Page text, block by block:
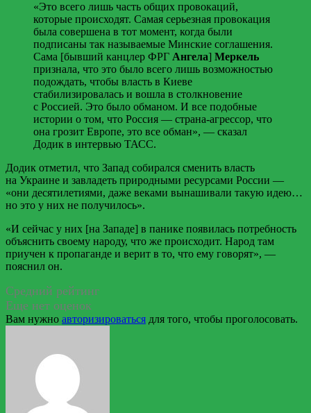
«Это всего лишь часть общих провокаций,
которые происходят. Самая серьезная провокация
была совершена в тот момент, когда были
подписаны так называемые Минские соглашения.
Сама [бывший канцлер ФРГ Ангела] Меркель
признала, что это было всего лишь возможностью
подождать, чтобы власть в Киеве
стабилизировалась и вошла в столкновение
с Россией. Это было обманом. И все подобные
истории о том, что Россия — страна-агрессор, что
она грозит Европе, это все обман», — сказал
Додик в интервью ТАСС.
Додик отметил, что Запад собирался сменить власть
на Украине и завладеть природными ресурсами России —
«они десятилетиями, даже веками вынашивали такую идею…
но это у них не получилось».
«И сейчас у них [на Западе] в панике появилась потребность
объяснить своему народу, что же происходит. Народ там
приучен к пропаганде и верит в то, что ему говорят», —
пояснил он.
Средний рейтинг
Еще нет оценок
Вам нужно авторизироваться для того, чтобы проголосовать.